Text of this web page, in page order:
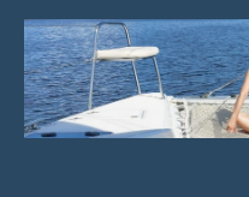
Skip
content